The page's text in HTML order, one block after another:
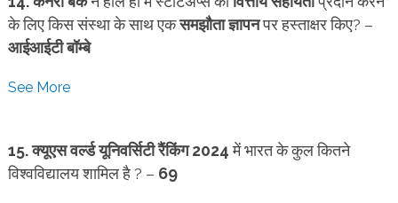
के लिए किस संस्था के साथ एकसमझौता ज्ञापनपर हस्ताक्षर किए? –
आईआईटी बॉम्बे
See More
15. क्यूएस वर्ल्ड यूनिवर्सिटी रैंकिंग 2024में भारत के कुल कितने
विश्वविद्यालय शामिल है ? – 69